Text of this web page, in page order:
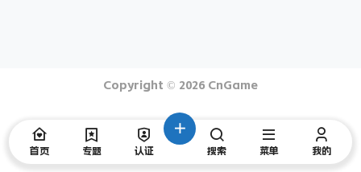
Copyright © 2026 CnGame
首页 专题 认证 搜索 菜单 我的